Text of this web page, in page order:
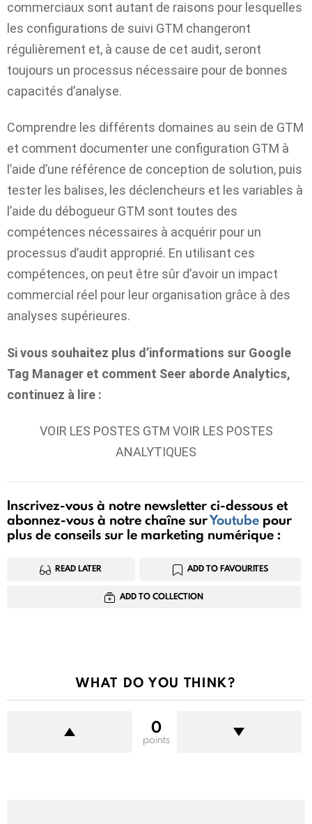
commerciaux sont autant de raisons pour lesquelles
les configurations de suivi GTM changeront
régulièrement et, à cause de cet audit, seront
toujours un processus nécessaire pour de bonnes
capacités d’analyse.
Comprendre les différents domaines au sein de GTM
et comment documenter une configuration GTM à
l’aide d’une référence de conception de solution, puis
tester les balises, les déclencheurs et les variables à
l’aide du débogueur GTM sont toutes des
compétences nécessaires à acquérir pour un
processus d’audit approprié. En utilisant ces
compétences, on peut être sûr d’avoir un impact
commercial réel pour leur organisation grâce à des
analyses supérieures.
Si vous souhaitez plus d’informations sur Google
Tag Manager et comment Seer aborde Analytics,
continuez à lire :
VOIR LES POSTES GTM VOIR LES POSTES
ANALYTIQUES
Inscrivez-vous à notre newsletter ci-dessous et
abonnez-vous à notre chaîne surYoutube pour
plus de conseils sur le marketing numérique :
READ LATER ADD TO FAVOURITES
ADD TO COLLECTION
WHAT DO YOU THINK?
0
points